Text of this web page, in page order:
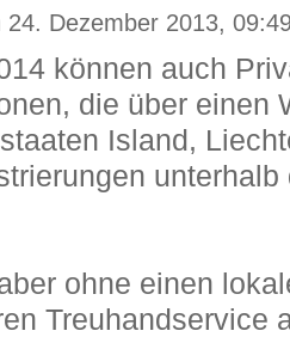
24. Dezember 2013,
können auch
die über einen
Island,
ohne einen
Treuhandservice